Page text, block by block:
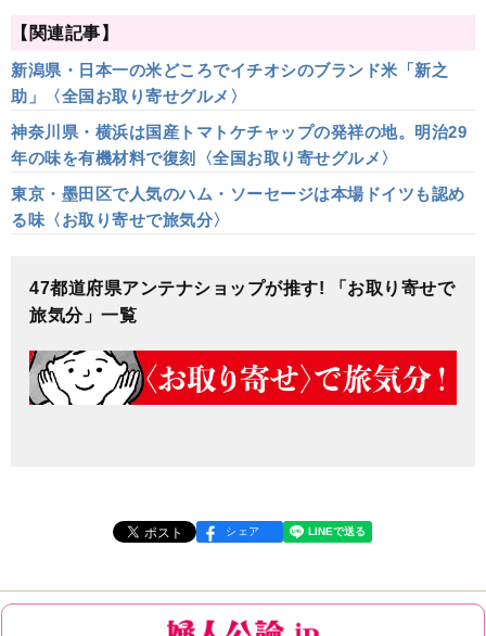
【関連記事】
新潟県・日本一の米どころでイチオシのブランド米「新之
助」〈全国お取り寄せグルメ〉
神奈川県・横浜は国産トマトケチャップの発祥の地。明治29
年の味を有機材料で復刻〈全国お取り寄せグルメ〉
東京・墨田区で人気のハム・ソーセージは本場ドイツも認め
る味〈お取り寄せで旅気分〉
47都道府県アンテナショップが推す! 「お取り寄せで
旅気分」一覧
シェア